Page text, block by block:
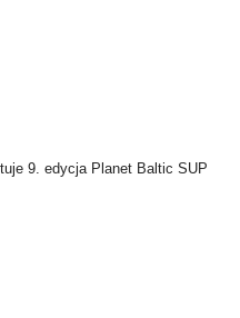
9. edycja Planet Baltic SUP